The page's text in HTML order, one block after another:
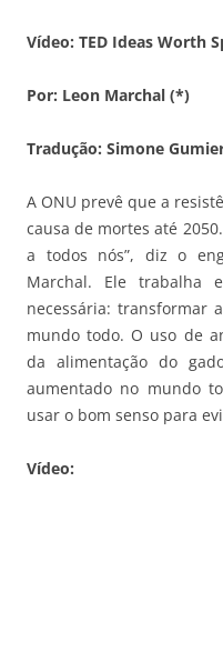
Vídeo: TED Ideas Worth
Por: Leon Marchal (*)
Tradução: Simone
A ONU prevê que a
causa de mortes até
a todos nós”, diz o
Marchal. Ele trabalha
necessária: transformar
mundo todo. O uso de
da alimentação do
aumentado no mundo
usar o bom senso para
Vídeo: